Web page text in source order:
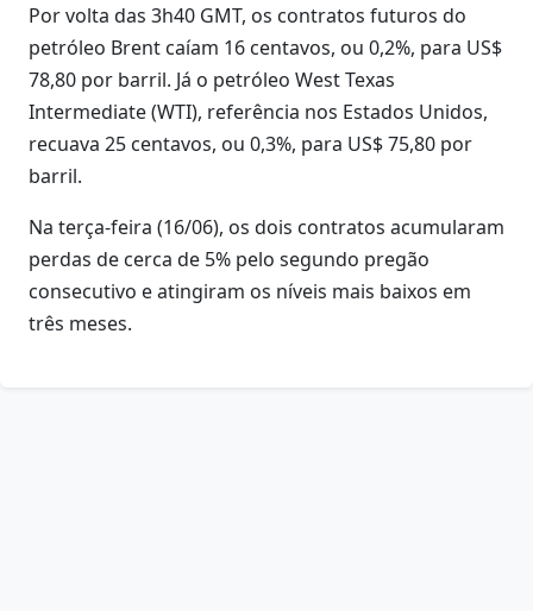
Por volta das 3h40 GMT, os contratos futuros do
petróleo Brent caíam 16 centavos, ou 0,2%, para US$
78,80 por barril. Já o petróleo West Texas
Intermediate (WTI), referência nos Estados Unidos,
recuava 25 centavos, ou 0,3%, para US$ 75,80 por
barril.
Na terça-feira (16/06), os dois contratos acumularam
perdas de cerca de 5% pelo segundo pregão
consecutivo e atingiram os níveis mais baixos em
três meses.